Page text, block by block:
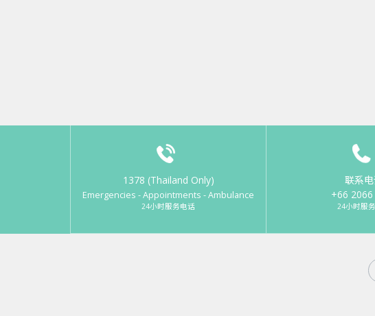
1378 (Thailand Only)
Emergencies - Appointments - Ambulance
24小时服务电话
联系
+66
24小时服